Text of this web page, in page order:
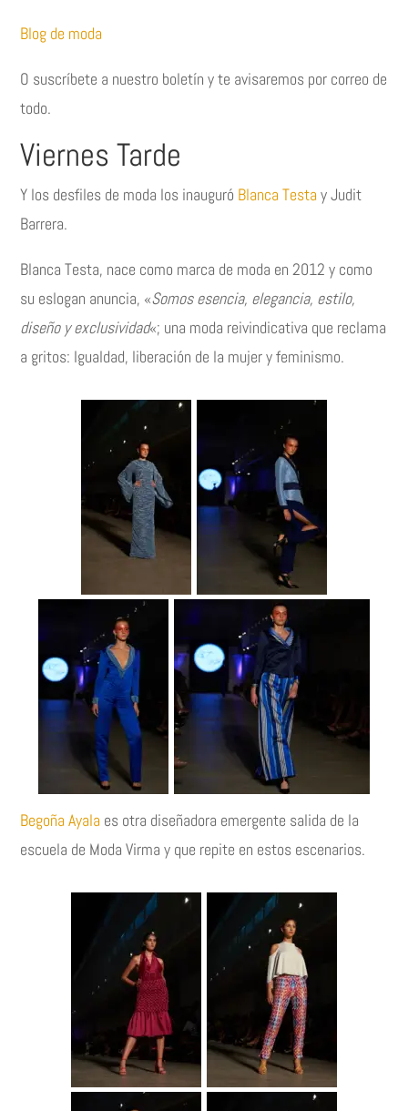
Blog de moda
O suscríbete a nuestro boletín y te avisaremos por correo de
todo.
Viernes Tarde
Y los desfiles de moda los inauguró Blanca Testay Judit
Barrera.
Blanca Testa, nace como marca de moda en 2012 y como
su eslogan anuncia, «Somos esencia, elegancia, estilo,
diseño y exclusividad«; una moda reivindicativa que reclama
a gritos: Igualdad, liberación de la mujer y feminismo.
Begoña Ayala es otra diseñadora emergente salida de la
escuela de Moda Virma y que repite en estos escenarios.